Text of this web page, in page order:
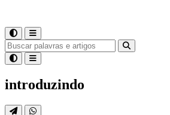
introduzindo